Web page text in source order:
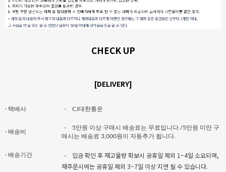
CHECK UP
[DELIVERY]
· 택배사 - CJ대한통운
· 배송비
-
5만원 이상 구매시 배송료는 무료입니다./5만원 미만 구
매시는 배송료 3,000원이 자동추가 됩니다.
· 배송기간 -
입금 확인 후 재고물량 확보시 공휴일 제외 1~4일 소요되며,
재주문시에는 공휴일 제외 3~7일 이상 지연 될 수 있습니다.